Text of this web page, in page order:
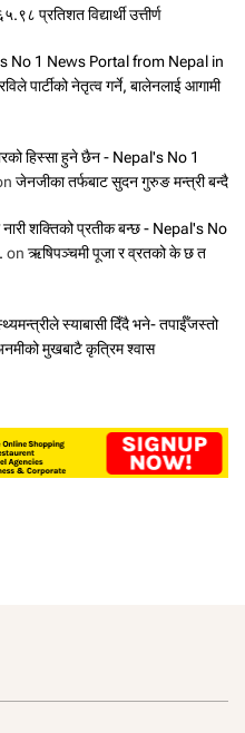
प्रतिशत विद्यार्थी उत्तीर्ण
No 1 News Portal from Nepal in
पार्टीको नेतृत्व गर्ने, बालेनलाई आगामी
हिस्सा हुने छैन - Nepal's No 1
जेनजीका तर्फबाट सुदन गुरुङ मन्त्री बन्दै
नारी शक्तिको प्रतीक बन्छ - Nepal's No
on ऋषिपञ्चमी पूजा र व्रतको के छ त
स्याबासी दिँदै भने- तपाईँजस्तो
मुखबाटै कृत्रिम श्वास